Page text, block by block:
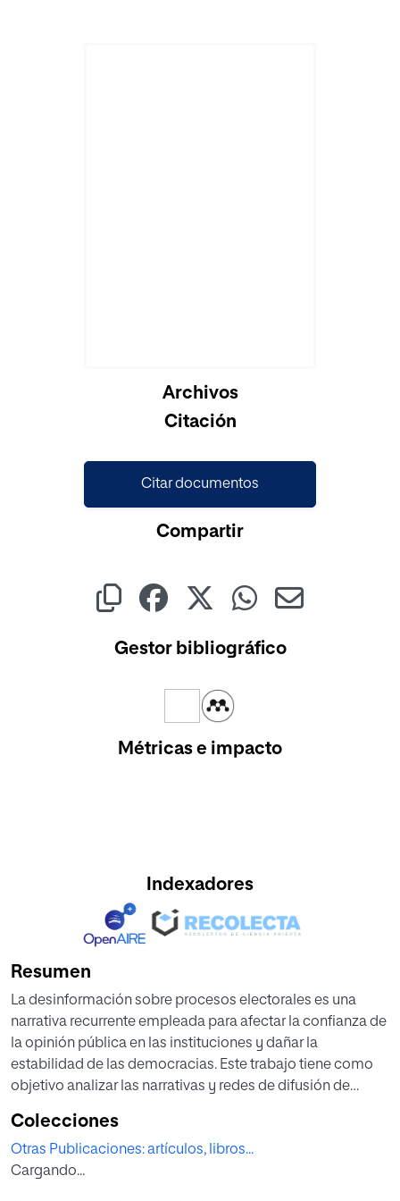
Archivos
Citación
Citar documentos
Compartir
Gestor bibliográfico
Métricas e impacto
Indexadores
Resumen
La desinformación sobre procesos electorales es una
narrativa recurrente empleada para afectar la confianza de
la opinión pública en las instituciones y dañar la
estabilidad de las democracias. Este trabajo tiene como
objetivo analizar las narrativas y redes de difusión de
entidad activa desde 2019, cuya finalidad es desacreditar
los procesos
electorales en España. Para ello, se realiza un análisis de
Colecciones
Otras Publicaciones: artículos, libros...
Cargando...